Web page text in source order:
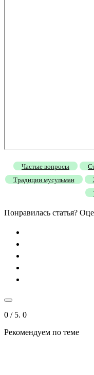
Частые вопросы
Традиции мусульман
Понравилась статья?
0 / 5. 0
Рекомендуем по теме